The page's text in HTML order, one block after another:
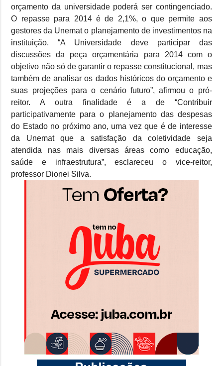
orçamento da universidade poderá ser contingenciado.
O repasse para 2014 é de 2,1%, o que permite aos
gestores da Unemat o planejamento de investimentos na
instituição. “A Universidade deve participar das
discussões da peça orçamentária para 2014 com o
objetivo não só de garantir o repasse constitucional, mas
também de analisar os dados históricos do orçamento e
suas projeções para o cenário futuro”, afirmou o pró-
reitor. A outra finalidade é a de “Contribuir
participativamente para o planejamento das despesas
do Estado no próximo ano, uma vez que é de interesse
da Unemat que a satisfação da coletividade seja
atendida nas mais diversas áreas como educação,
saúde e infraestrutura”, esclareceu o vice-reitor,
professor Dionei Silva.